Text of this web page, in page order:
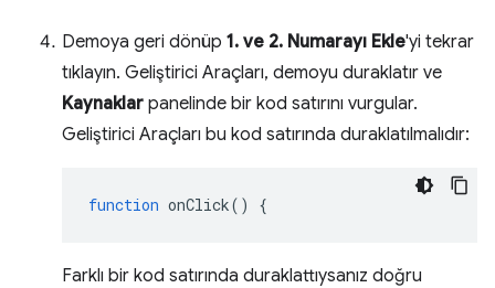
Demoya geri dönüp 1. ve 2. Numarayı Ekle'yi tekrar
tıklayın. Geliştirici Araçları, demoyu duraklatır ve
Kaynaklar panelinde bir kod satırını vurgular.
Geliştirici Araçları bu kod satırında duraklatılmalıdır:
function onClick() {
Farklı bir kod satırında duraklattıysanız doğru